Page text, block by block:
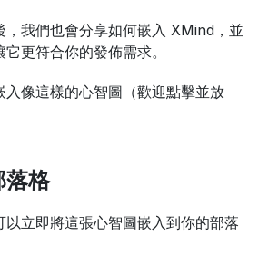
，我們也會分享如何嵌入 XMind，並
更符合你的發佈需求。
入像這樣的心智圖（歡迎點擊並放
落格
以立即將這張心智圖嵌入到你的部落